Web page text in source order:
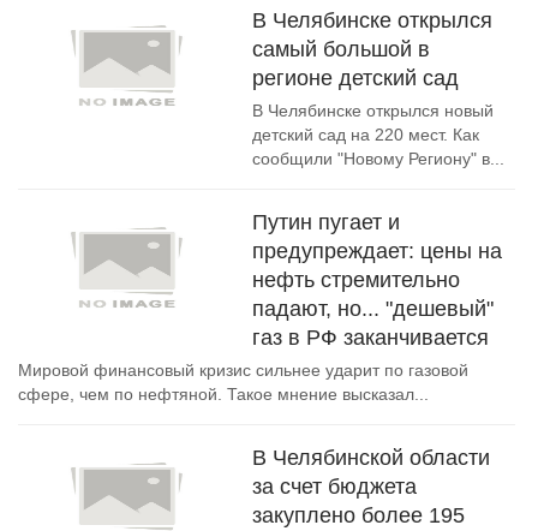
В Челябинске открылся
самый большой в
регионе детский сад
В Челябинске открылся новый
детский сад на 220 мест. Как
сообщили "Новому Региону" в...
Путин пугает и
предупреждает: цены на
нефть стремительно
падают, но... "дешевый"
газ в РФ заканчивается
Мировой финансовый кризис сильнее ударит по газовой
сфере, чем по нефтяной. Такое мнение высказал...
В Челябинской области
за счет бюджета
закуплено более 195